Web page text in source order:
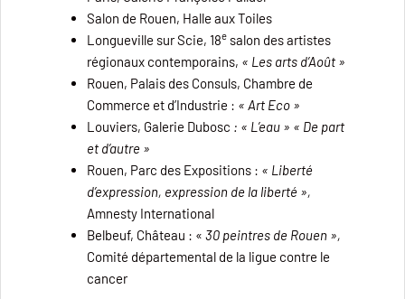
Salon de Rouen, Halle aux Toiles
Longueville sur Scie, 18e salon des artistes
régionaux contemporains, « Les arts d’Août »
Rouen, Palais des Consuls, Chambre de
Commerce et d’Industrie : « Art Eco »
Louviers, Galerie Dubosc : « L’eau » « De part
et d’autre »
Rouen, Parc des Expositions : « Liberté
d’expression, expression de la liberté »,
Amnesty International
Belbeuf, Château : « 30 peintres de Rouen »,
Comité départemental de la ligue contre le
cancer